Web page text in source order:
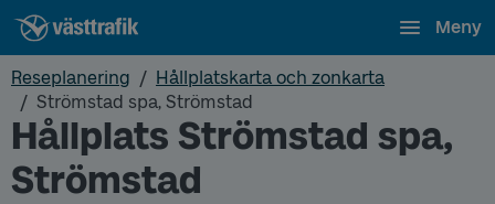
Meny
Reseplanering
Hållplatskarta och zonkarta
Strömstad spa, Strömstad
Hållplats Strömstad spa,
Strömstad